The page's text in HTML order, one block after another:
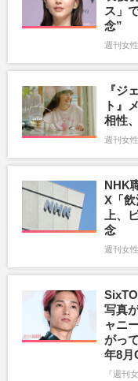
ス」
念”
週刊女
『ジ
ト』
相性
週刊女
NHK
X「
上、
念
週刊女
写真
ャニ
がっ
年8月
『週刊